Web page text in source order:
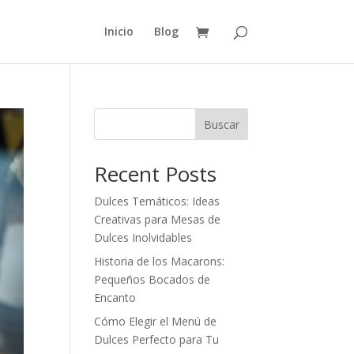
Inicio Blog
Buscar
Recent Posts
Dulces Temáticos: Ideas
Creativas para Mesas de
Dulces Inolvidables
Historia de los Macarons:
Pequeños Bocados de
Encanto
Cómo Elegir el Menú de
Dulces Perfecto para Tu